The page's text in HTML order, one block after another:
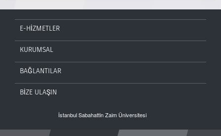
E-HİZMETLER
KURUMSAL
BAĞLANTILAR
BİZE ULAŞIN
İstanbul Sabahattin Zaim Üniversitesi